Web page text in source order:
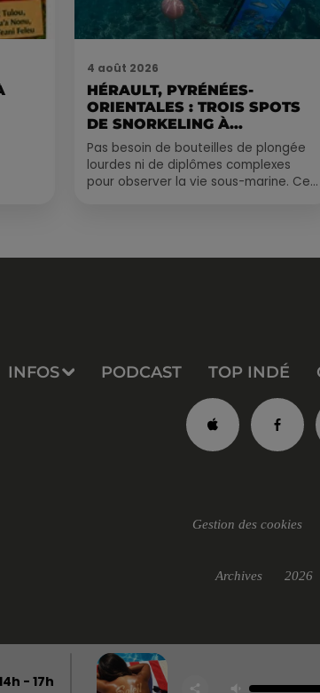
4 août 2026
HÉRAULT, PYRÉNÉES-
ORIENTALES : TROIS SPOTS
DE SNORKELING À
EXPLORER...
Pas besoin de bouteilles de plongée
lourdes ni de diplômes complexes
pour observer la vie sous-marine. Cet
INFOS PODCAST TOP INDÉ
h - 17h
Gestion des cookies
Archives 2026